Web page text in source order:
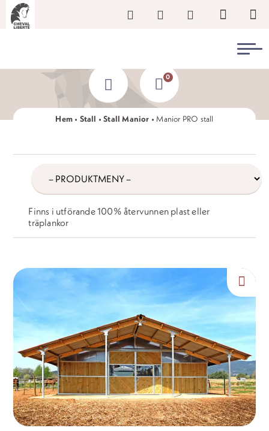
0
Hem • Stall •Stall Manior • Manior PRO stall
/produkter/
produkter
Finns i utförande 100% återvunnen plast eller
träplankor